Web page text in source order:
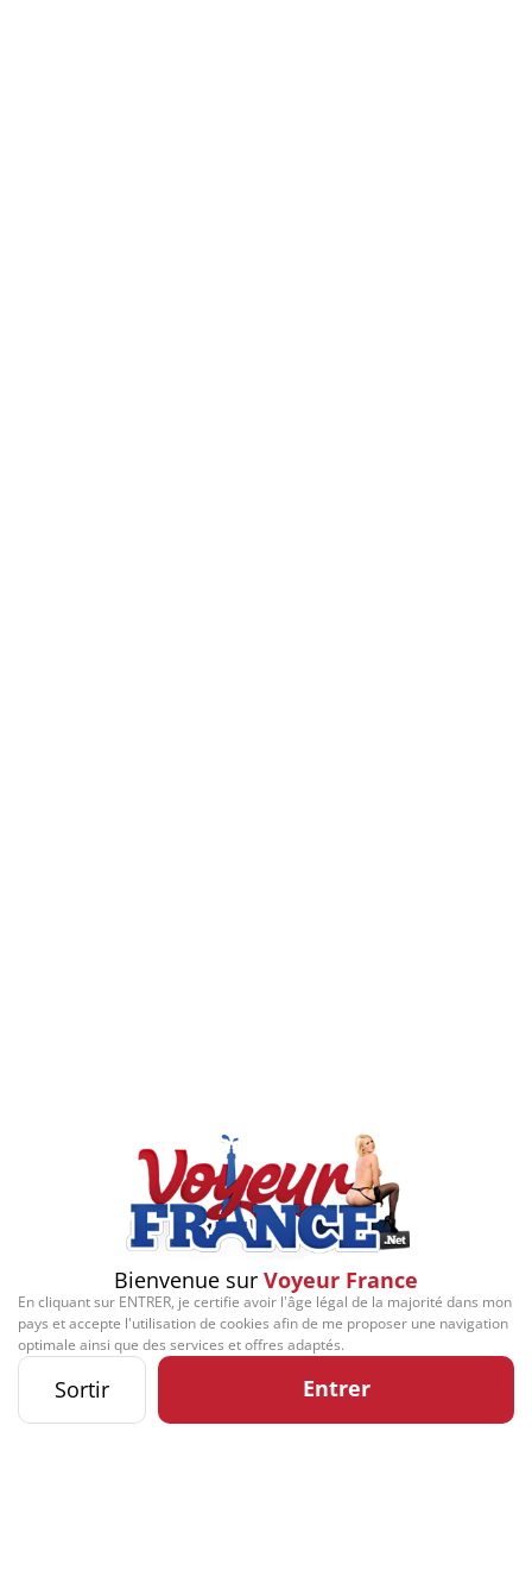
Bienvenue sur Voyeur France
En cliquant sur ENTRER, je certifie avoir l'âge légal de la majorité dans mon
pays et accepte l'utilisation de cookies afin de me proposer une navigation
optimale ainsi que des services et offres adaptés.
Sortir Entrer